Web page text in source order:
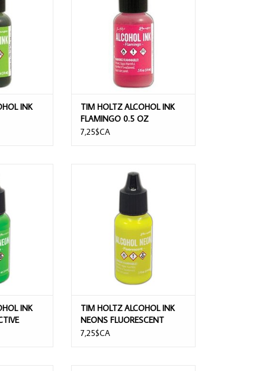
INK
TIM HOLTZ ALCOHOL INK
FLAMINGO 0.5 OZ
7,25$CA
INK NEONS
INK
TIM HOLTZ ALCOHOL INK NEONS
FLUORESCENT
TIM HOLTZ ALCOHOL INK
NEONS FLUORESCENT
7,25$CA